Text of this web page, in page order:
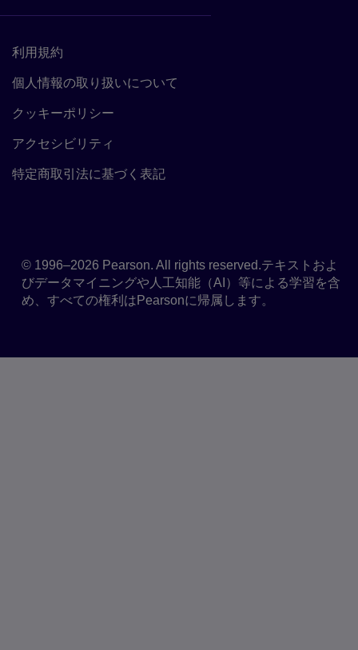
利用規約
個人情報の取り扱いについて
クッキーポリシー
アクセシビリティ
特定商取引法に基づく表記
© 1996–2026 Pearson. All rights reserved.テキストおよ
びデータマイニングや人工知能（AI）等による学習を含
め、すべての権利はPearsonに帰属します。